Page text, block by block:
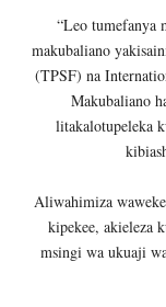
“Leo tumefanya
makubaliano
(TPSF) na
Makubaliano
litakalotupeleka
Aliwahimiza
kipekee, akieleza
msingi wa ukuaji